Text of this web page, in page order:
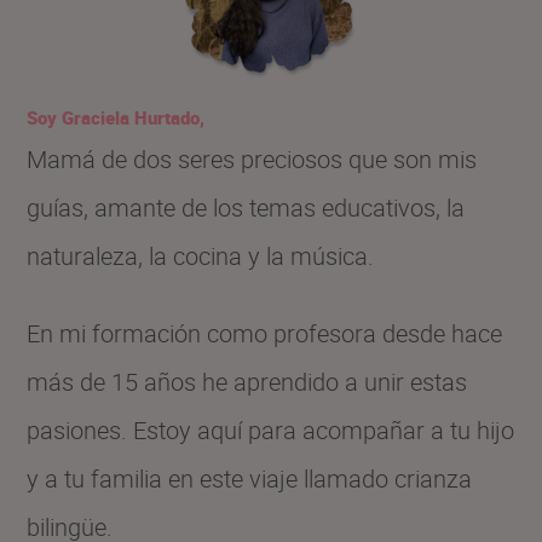
Soy Graciela Hurtado,
Mamá de dos seres preciosos que son mis
guías, amante de los temas educativos, la
naturaleza, la cocina y la música.
En mi formación como profesora desde hace
más de 15 años he aprendido a unir estas
pasiones. Estoy aquí para acompañar a tu hijo
y a tu familia en este viaje llamado crianza
bilingüe.